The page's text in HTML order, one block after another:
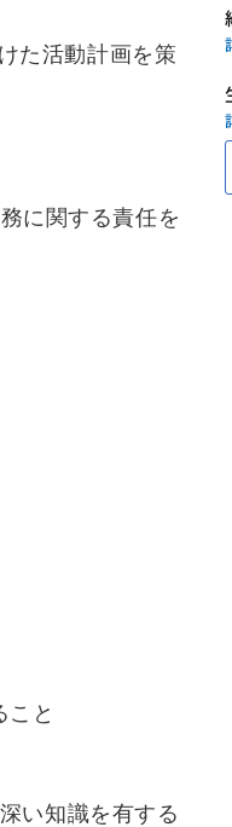
た活動計画を策
に関する責任を
こと
い知識を有する